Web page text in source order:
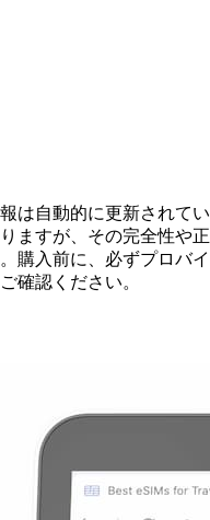
は自動的に更新されてい
ますが、その完全性や正
購入前に、必ずプロバイ
確認ください。